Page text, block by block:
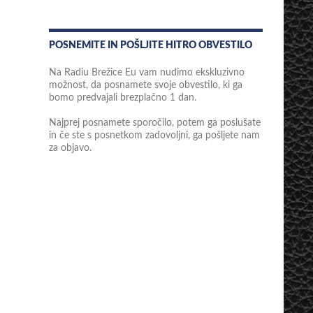
POSNEMITE IN POŠLJITE HITRO OBVESTILO
Na Radiu Brežice Eu vam nudimo ekskluzivno
možnost, da posnamete svoje obvestilo, ki ga
bomo predvajali brezplačno 1 dan.
Najprej posnamete sporočilo, potem ga poslušate
in če ste s posnetkom zadovoljni, ga pošljete nam
za objavo.